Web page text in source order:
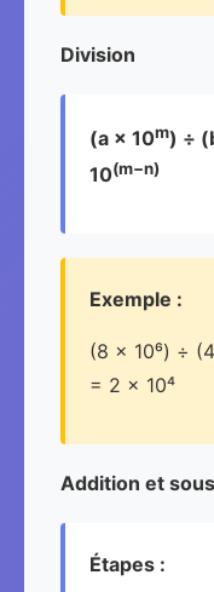
Division
(a × 10m) ÷
10(m−n)
Exemple :
(8 × 10⁶) ÷
= 2 × 10⁴
Addition et
Étapes :